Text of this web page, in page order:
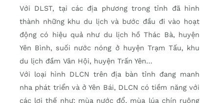
Với DLST, tại các địa phương trong tỉnh đã hình
thành những khu du lịch và bước đầu đi vào hoạt
động có hiệu quả như du lịch hồ Thác Bà, huyện
Yên Bình, suối nước nóng ở huyện Trạm Tấu, khu
du lịch đầm Vân Hội, huyện Trấn Yên…
Với loại hình DLCN trên địa bàn tỉnh đang manh
nha phát triển và ở Yên Bái, DLCN có tiềm năng với
các lợi thế như: mùa nước đổ, mùa lúa chín ruộng